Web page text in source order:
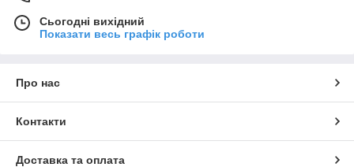
Сьогодні вихідний
Показати весь графік роботи
Про нас
Контакти
Доставка та оплата